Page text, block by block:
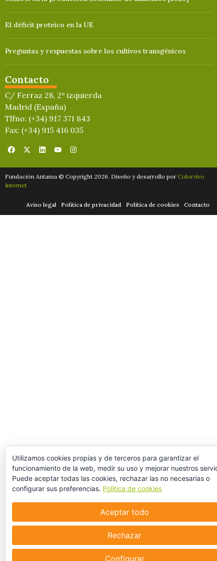
El déficit proteico en la UE
Preguntas y respuestas sobre los cultivos transgénicos
Contacto
C/ Ferraz 28, 2º izquierda
Madrid (España)
Tlfno: (+34) 917 371 843
Fax: (+34) 915 416 035
Fundación Antama © Copyright 2026. Diseño y desarrollo por Colorvivo
Internet
Aviso legal Política de privacidad Política de cookies Contacto
Utilizamos cookies propias y de terceros para garantizar el
funcionamiento de la web, medir su uso y mejorar nuestros
Puede aceptar todas las cookies, rechazar las no necesarias o
configurar sus preferencias. Política de cookies
Aceptar todo
Rechazar
Configurar